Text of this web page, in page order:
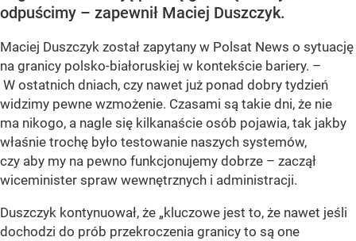
odpuścimy – zapewnił Maciej Duszczyk.
Maciej Duszczyk został zapytany w Polsat News o sytuację
na granicy polsko-białoruskiej w kontekście bariery. –
W ostatnich dniach, czy nawet już ponad dobry tydzień
widzimy pewne wzmożenie. Czasami są takie dni, że nie
ma nikogo, a nagle się kilkanaście osób pojawia, tak jakby
właśnie trochę było testowanie naszych systemów,
czy aby my na pewno funkcjonujemy dobrze – zaczął
wiceminister spraw wewnętrznych i administracji.
Duszczyk kontynuował, że „kluczowe jest to, że nawet jeśli
dochodzi do prób przekroczenia granicy to są one